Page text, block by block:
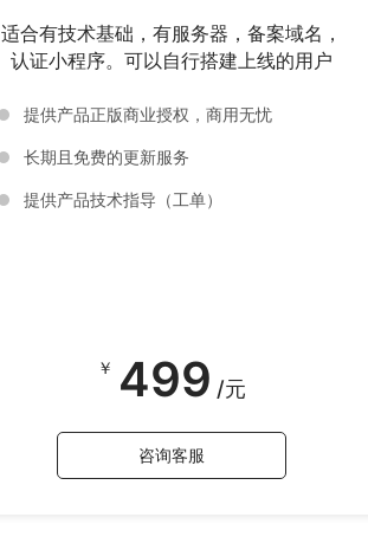
适合有技术基础，有服务器，备案域名，
认证小程序。可以自行搭建上线的用户
提供产品正版商业授权，商用无忧
长期且免费的更新服务
提供产品技术指导（工单）
￥ 499 /元
咨询客服